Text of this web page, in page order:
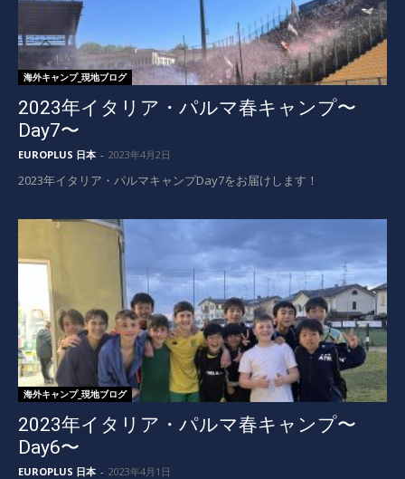
海外キャンプ_現地ブログ
2023年イタリア・パルマ春キャンプ〜
Day7〜
EUROPLUS 日本 - 2023年4月2日
2023年イタリア・パルマキャンプDay7をお届けします！
海外キャンプ_現地ブログ
2023年イタリア・パルマ春キャンプ〜
Day6〜
EUROPLUS 日本 - 2023年4月1日